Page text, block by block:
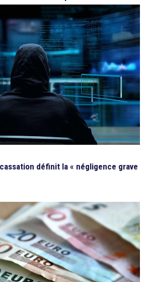
définit la « négligence grave